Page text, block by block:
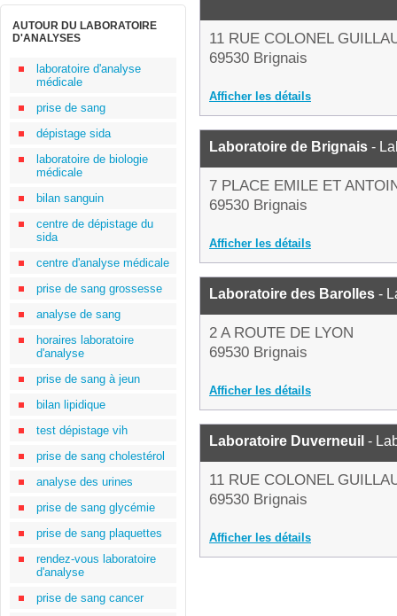
AUTOUR DU LABORATOIRE
D'ANALYSES
laboratoire d'analyse
médicale
prise de sang
dépistage sida
laboratoire de biologie
médicale
bilan sanguin
centre de dépistage du
sida
centre d'analyse médicale
prise de sang grossesse
analyse de sang
horaires laboratoire
d'analyse
prise de sang à jeun
bilan lipidique
test dépistage vih
prise de sang cholestérol
analyse des urines
prise de sang glycémie
prise de sang plaquettes
rendez-vous laboratoire
d'analyse
prise de sang cancer
11 RUE COLONEL
69530 Brignais
Afficher les détails
Laboratoire de Brignais -
7 PLACE EMILE ET
69530 Brignais
Afficher les détails
Laboratoire des Barolles -
2 A ROUTE DE LYON
69530 Brignais
Afficher les détails
Laboratoire Duverneuil -
11 RUE COLONEL
69530 Brignais
Afficher les détails